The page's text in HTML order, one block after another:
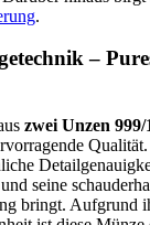
.
–
zwei Unzen
seine
bringt. Aufgrund